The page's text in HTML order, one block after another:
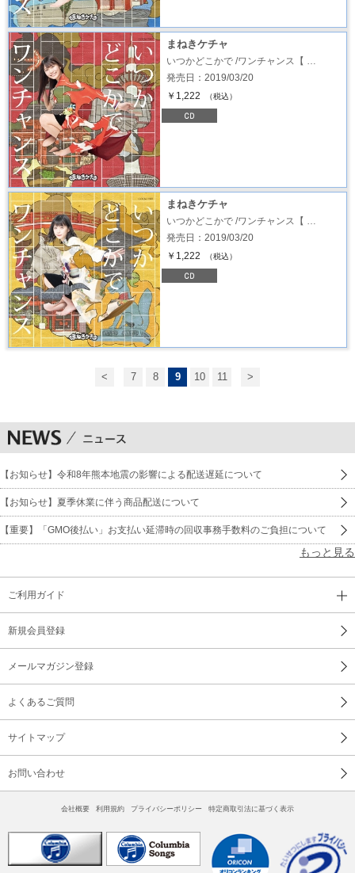
まねきケチャ
いつかどこかで /ワンチャンス【 …
発売日：2019/03/20
￥1,222
（税込）
まねきケチャ
いつかどこかで /ワンチャンス【 …
発売日：2019/03/20
￥1,222
（税込）
< 7 8 9 10 11 >
【お知らせ】令和8年熊本地震の影響による配送遅延について
【お知らせ】夏季休業に伴う商品配送について
【重要】「GMO後払い」お支払い延滞時の回収事務手数料のご負担について
もっと見る
ご利用ガイド
新規会員登録
メールマガジン登録
よくあるご質問
サイトマップ
お問い合わせ
会社概要 利用規約 プライバシーポリシー 特定商取引法に基づく表示